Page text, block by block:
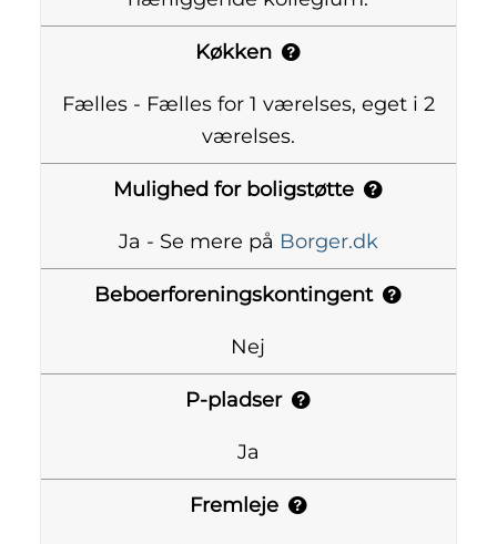
Køkken
Fælles - Fælles for 1 værelses, eget i 2
værelses.
Mulighed for boligstøtte
Ja - Se mere på Borger.dk
Beboerforeningskontingent
Nej
P-pladser
Ja
Fremleje